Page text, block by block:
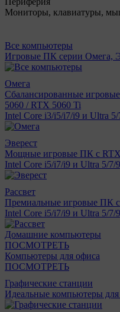
Мониторы, клавиатуры,
Все компьютеры
Игровые ПК серии Омега,
Омега
Сбалансированные
5060 / RTX 5060 Ti
Intel Core i3/i5/i7/i9 и Ultra
Эверест
Мощные игровые ПК с RTX
Intel Core i5/i7/i9 и Ultra 5/7/
Рассвет
Премиальные игровые ПК
Intel Core i5/i7/i9 и Ultra 5/7/
Домашние компьютеры
ПОСМОТРЕТЬ
Компьютеры для офиса
ПОСМОТРЕТЬ
Графические станции
Идеальные компьютеры